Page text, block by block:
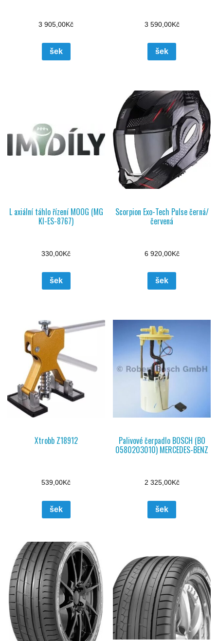
3 905,00Kč
šek
3 590,00Kč
šek
L axiální táhlo řízení MOOG (MG
KI-ES-8767)
330,00Kč
šek
Scorpion Exo-Tech Pulse černá/
červená
6 920,00Kč
šek
Xtrobb Z18912
539,00Kč
šek
Palivové čerpadlo BOSCH (BO
0580203010) MERCEDES-BENZ
2 325,00Kč
šek